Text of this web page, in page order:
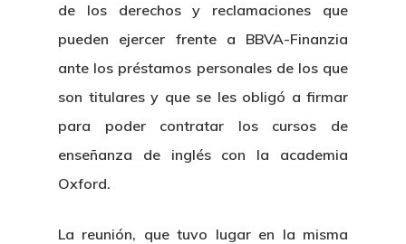
de los derechos y reclamaciones que
pueden ejercer frente a BBVA-Finanzia
ante los préstamos personales de los que
son titulares y que se les obligó a firmar
para poder contratar los cursos de
enseñanza de inglés con la academia
Oxford.
La reunión, que tuvo lugar en la misma